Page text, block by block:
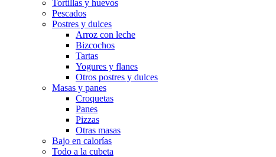
Tortillas y huevos
Pescados
Postres y dulces
Arroz con leche
Bizcochos
Tartas
Yogures y flanes
Otros postres y dulces
Masas y panes
Croquetas
Panes
Pizzas
Otras masas
Bajo en calorías
Todo a la cubeta